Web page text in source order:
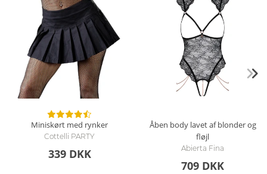
med fint vaskemiddel.
Miniskørt med rynker
Cottelli PARTY
339 DKK
Åben body lavet af blonder og
fløjl
Abierta Fina
709 DKK